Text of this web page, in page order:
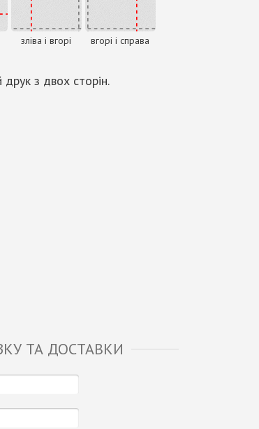
зліва і вгорі вгорі і справа
з двох сторін.
ТА ДОСТАВКИ